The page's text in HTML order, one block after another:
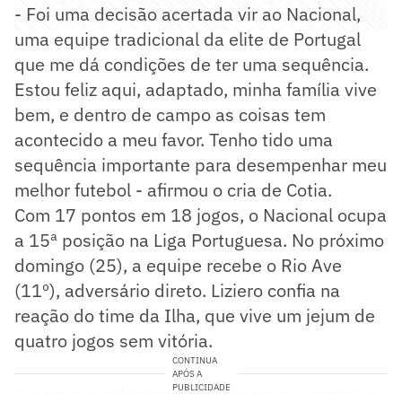
- Foi uma decisão acertada vir ao Nacional,
uma equipe tradicional da elite de Portugal
que me dá condições de ter uma sequência.
Estou feliz aqui, adaptado, minha família vive
bem, e dentro de campo as coisas tem
acontecido a meu favor. Tenho tido uma
sequência importante para desempenhar meu
melhor futebol - afirmou o cria de Cotia.
Com 17 pontos em 18 jogos, o Nacional ocupa
a 15ª posição na Liga Portuguesa. No próximo
domingo (25), a equipe recebe o Rio Ave
(11º), adversário direto. Liziero confia na
reação do time da Ilha, que vive um jejum de
quatro jogos sem vitória.
CONTINUA
APÓS A
PUBLICIDADE